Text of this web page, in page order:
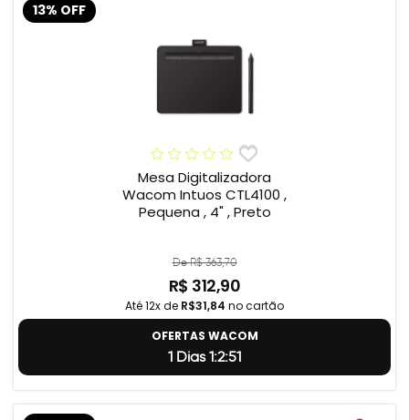
13% OFF
Mesa Digitalizadora
Wacom Intuos CTL4100 ,
Pequena , 4" , Preto
De R$ 363,70
R$ 312,90
Até 12x de R$31,84 no cartão
OFERTAS WACOM
1 Dias 1:2:50